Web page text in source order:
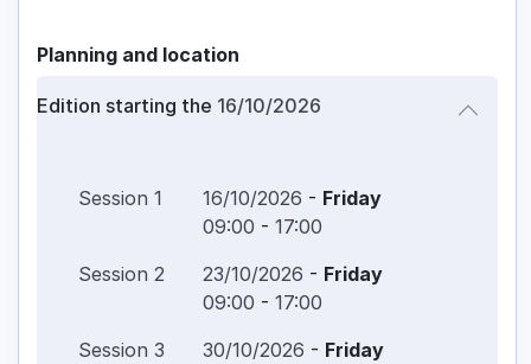
Planning and location
Edition starting the 16/10/2026
Session 1 16/10/2026 - Friday
09:00 - 17:00
Session 2 23/10/2026 - Friday
09:00 - 17:00
Session 3 30/10/2026 - Friday